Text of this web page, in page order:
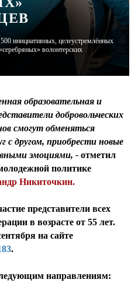
ЖУРНАЛ
инициативных, целеустремлённых
волонтерских
образовательная и
добровольческих
смогут обменяться
с другом, приобрести новые
эмоциями, - отметил
политике
Никиточкин.
представители всех
в возрасте от 55 лет.
на сайте
.
направлениям: